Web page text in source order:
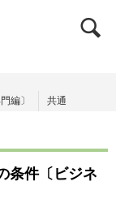
編〕
共通
条件〔ビジネ